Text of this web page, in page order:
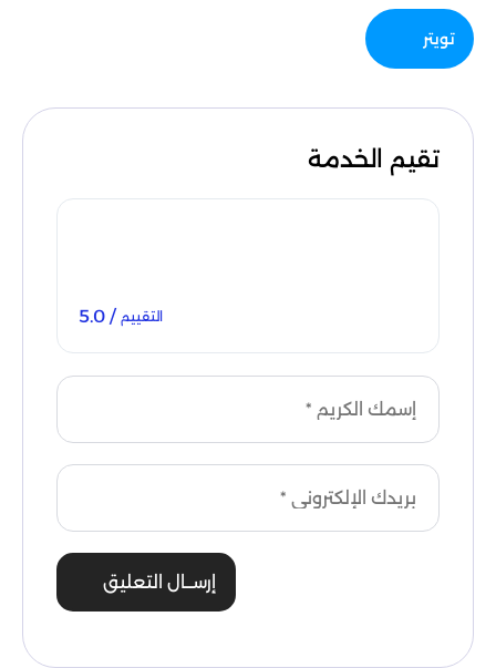
تويتر
تقيم الخدمة
التقييم / 5.0
إرســال التعليق